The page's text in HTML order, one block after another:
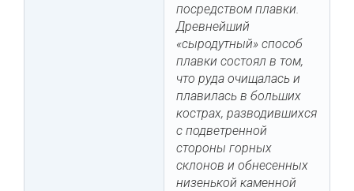
посредством плавки.
Древнейший
«сыродутный» способ
плавки состоял в том,
что руда очищалась и
плавилась в больших
кострах, разводившихся
с подветренной
стороны горных
склонов и обнесенных
низенькой каменной